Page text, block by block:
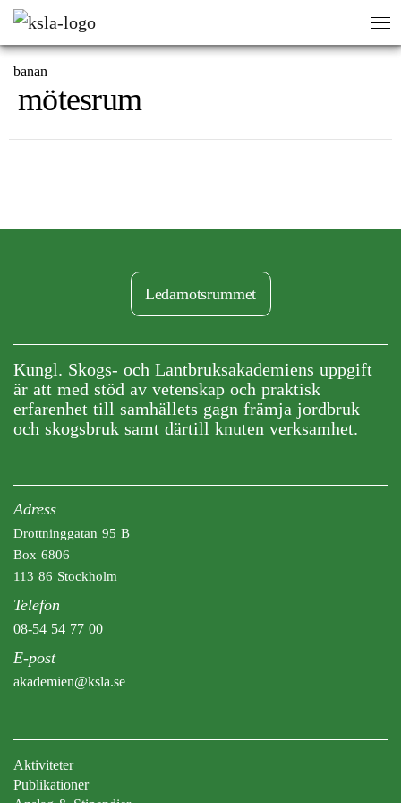
HEM /
banan
mötesrum
Ledamotsrummet
Kungl. Skogs- och Lantbruksakademiens uppgift
är att med stöd av vetenskap och praktisk
erfarenhet till samhällets gagn främja jordbruk
och skogsbruk samt därtill knuten verksamhet.
Adress
Drottninggatan 95 B
Box 6806
113 86 Stockholm
Telefon
08-54 54 77 00
E-post
akademien@ksla.se
Aktiviteter
Publikationer